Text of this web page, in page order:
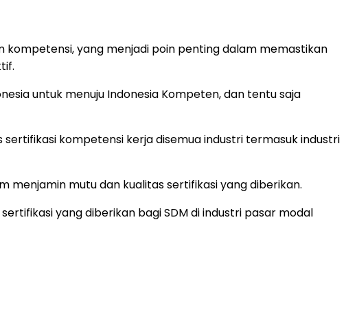
kompetensi, yang menjadi poin penting dalam memastikan
untuk menuju Indonesia Kompeten, dan tentu saja
kompetensi kerja disemua industri termasuk industri
menjamin mutu dan kualitas sertifikasi yang diberikan.
yang diberikan bagi SDM di industri pasar modal